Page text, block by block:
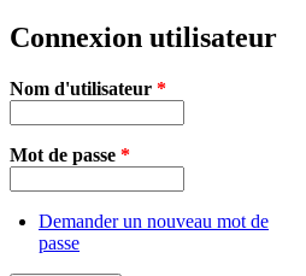
Connexion utilisateur
Nom d'utilisateur *
Mot de passe *
Demander un nouveau mot de
passe